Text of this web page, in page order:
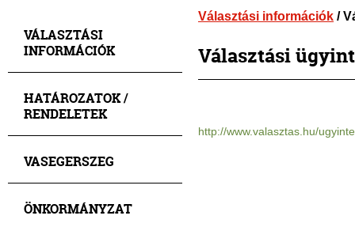
VÁLASZTÁSI
INFORMÁCIÓK
HATÁROZATOK /
RENDELETEK
VASEGERSZEG
ÖNKORMÁNYZAT
Választási információk /
Választási
http://www.valasztas.hu/